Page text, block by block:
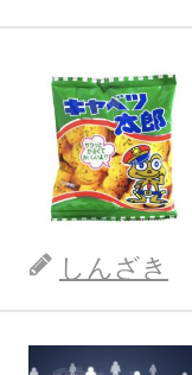
しんざき